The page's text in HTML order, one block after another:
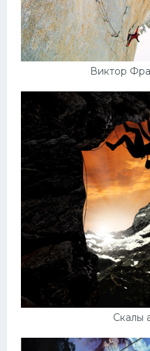
Виктор
Скалы